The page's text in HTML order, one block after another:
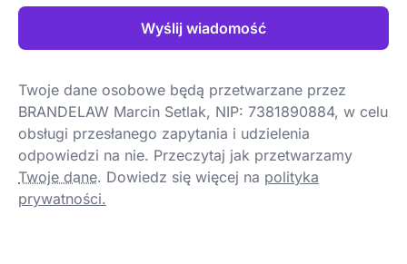
Wyślij wiadomość
Twoje dane osobowe będą przetwarzane przez
BRANDELAW Marcin Setlak, NIP: 7381890884, w celu
obsługi przesłanego zapytania i udzielenia
odpowiedzi na nie. Przeczytaj jak przetwarzamy
Twoje dane. Dowiedz się więcej na polityka
prywatności.